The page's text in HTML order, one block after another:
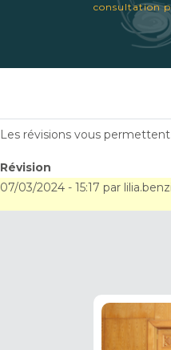
consultation
Les révisions vous
Révision
07/03/2024 - 15:17 par